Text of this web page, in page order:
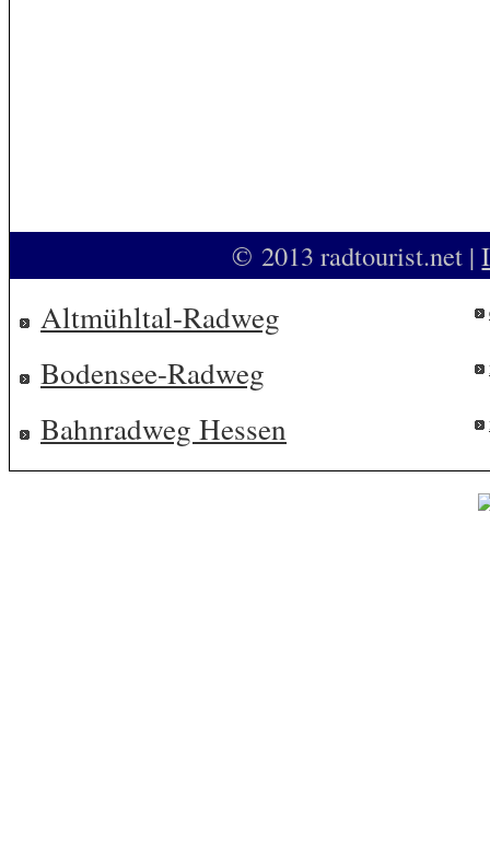
© 2013 radtourist.net |
Altmühltal-Radweg
Bodensee-Radweg
Bahnradweg Hessen